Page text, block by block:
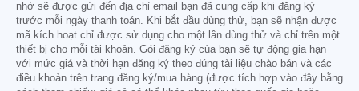
nhở sẽ được gửi đến địa chỉ email bạn đã cung cấp khi đăng ký
trước mỗi ngày thanh toán. Khi bắt đầu dùng thử, bạn sẽ nhận được
mã kích hoạt chỉ được sử dụng cho một lần dùng thử và chỉ trên một
thiết bị cho mỗi tài khoản. Gói đăng ký của bạn sẽ tự động gia hạn
với mức giá và thời hạn đăng ký theo đúng tài liệu chào bán và các
điều khoản trên trang đăng ký/mua hàng (được tích hợp vào đây bằng